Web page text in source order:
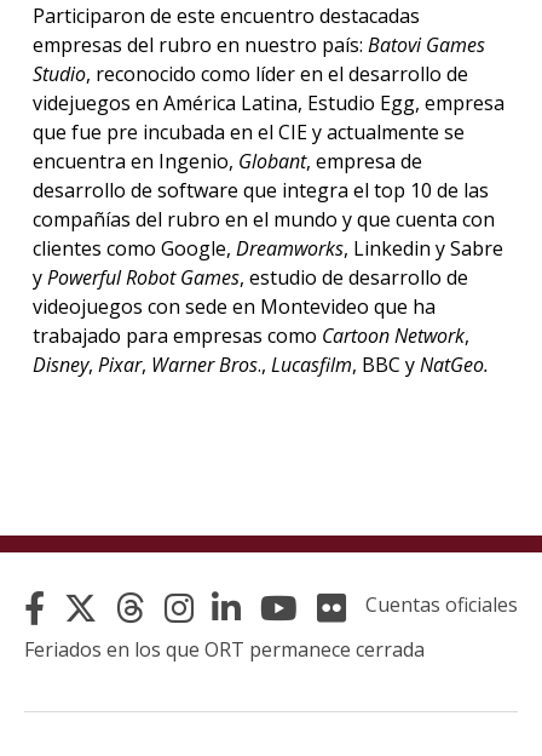
Participaron de este encuentro destacadas
empresas del rubro en nuestro país: Batovi Games
Studio, reconocido como líder en el desarrollo de
videjuegos en América Latina, Estudio Egg, empresa
que fue pre incubada en el CIE y actualmente se
encuentra en Ingenio, Globant, empresa de
desarrollo de software que integra el top 10 de las
compañías del rubro en el mundo y que cuenta con
clientes como Google, Dreamworks, Linkedin y Sabre
yPowerful Robot Games, estudio de desarrollo de
videojuegos con sede en Montevideo que ha
trabajado para empresas como Cartoon Network,
Disney, Pixar, Warner Bros., Lucasfilm, BBC yNatGeo.
Cuentas oficiales
Feriados en los que ORT permanece cerrada